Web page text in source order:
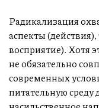
Радикализация
аспекты
восприятие). Хотя
не обязательно
современных
питательную среду